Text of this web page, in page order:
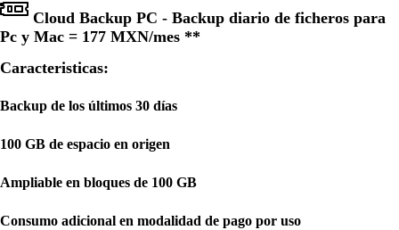
Cloud Backup PC - Backup diario de ficheros para
Pc y Mac = 177 MXN/mes **
Caracteristicas:
Backup de los últimos 30 días
100 GB de espacio en origen
Ampliable en bloques de 100 GB
Consumo adicional en modalidad de pago por uso